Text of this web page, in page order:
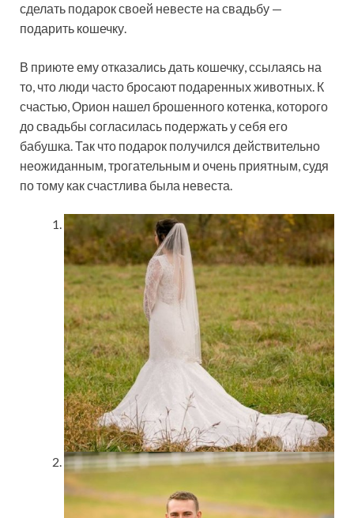
сделать подарок своей невесте на свадьбу —
подарить кошечку.
В приюте ему отказались дать кошечку, ссылаясь на
то, что люди часто бросают подаренных животных. К
счастью, Орион нашел брошенного котенка, которого
до свадьбы согласилась подержать у себя его
бабушка. Так что подарок получился действительно
неожиданным, трогательным и очень приятным, судя
по тому как счастлива была невеста.